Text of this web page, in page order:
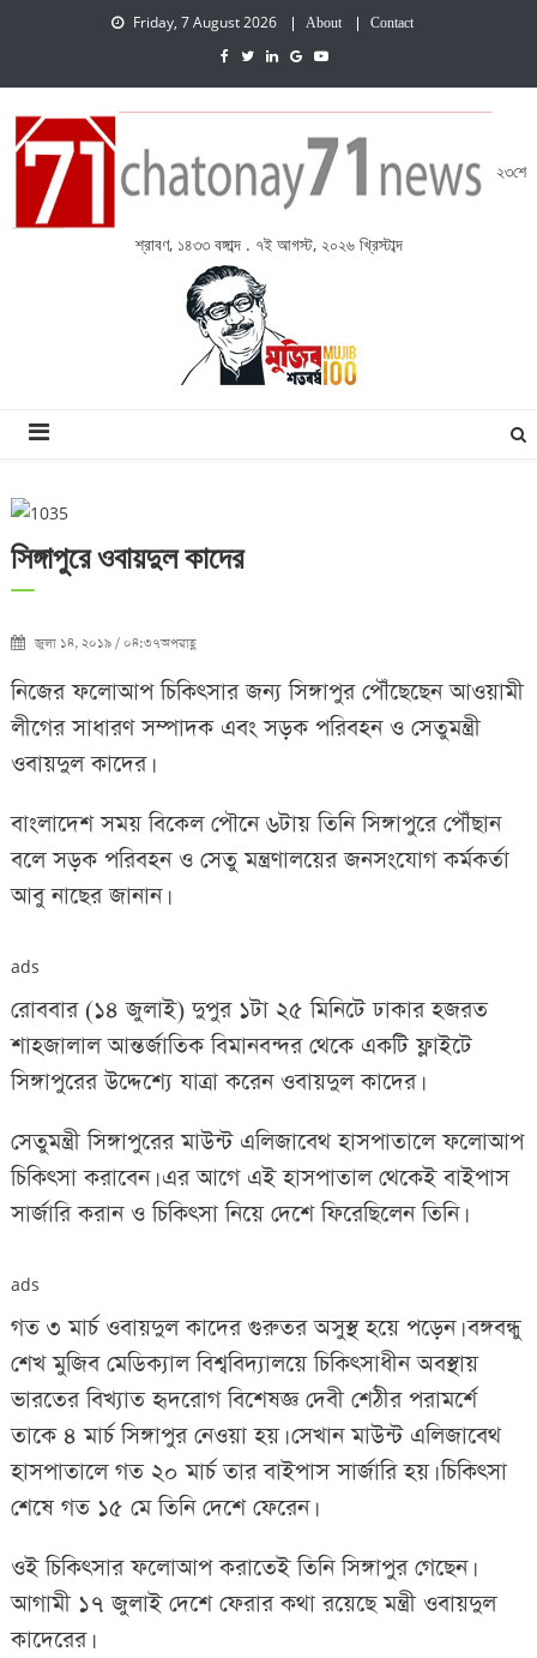
Friday, 7 August 2026 About Contact
২৩শে
শ্রাবণ, ১৪৩৩ বঙ্গাব্দ . ৭ই আগস্ট, ২০২৬ খ্রিস্টাব্দ
সিঙ্গাপুরে ওবায়দুল কাদের
জুলা ১৪, ২০১৯ / ০৪:৩৭অপরাহ্ণ
নিজের ফলোআপ চিকিৎসার জন্য সিঙ্গাপুর পৌঁছেছেন আওয়ামী
লীগের সাধারণ সম্পাদক এবং সড়ক পরিবহন ও সেতুমন্ত্রী
ওবায়দুল কাদের।
বাংলাদেশ সময় বিকেল পৌনে ৬টায় তিনি সিঙ্গাপুরে পৌঁছান
বলে সড়ক পরিবহন ও সেতু মন্ত্রণালয়ের জনসংযোগ কর্মকর্তা
আবু নাছের জানান।
ads
রোববার (১৪ জুলাই) দুপুর ১টা ২৫ মিনিটে ঢাকার হজরত
শাহজালাল আন্তর্জাতিক বিমানবন্দর থেকে একটি ফ্লাইটে
সিঙ্গাপুরের উদ্দেশ্যে যাত্রা করেন ওবায়দুল কাদের।
সেতুমন্ত্রী সিঙ্গাপুরের মাউন্ট এলিজাবেথ হাসপাতালে ফলোআপ
চিকিৎসা করাবেন। এর আগে এই হাসপাতাল থেকেই বাইপাস
সার্জারি করান ও চিকিৎসা নিয়ে দেশে ফিরেছিলেন তিনি।
ads
গত ৩ মার্চ ওবায়দুল কাদের গুরুতর অসুস্থ হয়ে পড়েন। বঙ্গবন্ধু
শেখ মুজিব মেডিক্যাল বিশ্ববিদ্যালয়ে চিকিৎসাধীন অবস্থায়
ভারতের বিখ্যাত হৃদরোগ বিশেষজ্ঞ দেবী শেঠীর পরামর্শে
তাকে ৪ মার্চ সিঙ্গাপুর নেওয়া হয়। সেখান মাউন্ট এলিজাবেথ
হাসপাতালে গত ২০ মার্চ তার বাইপাস সার্জারি হয়। চিকিৎসা
শেষে গত ১৫ মে তিনি দেশে ফেরেন।
ওই চিকিৎসার ফলোআপ করাতেই তিনি সিঙ্গাপুর গেছেন।
আগামী ১৭ জুলাই দেশে ফেরার কথা রয়েছে মন্ত্রী ওবায়দুল
কাদেরের।